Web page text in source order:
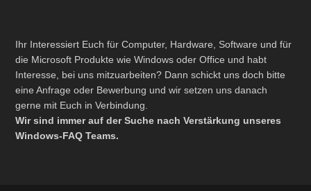
Ihr Interessiert Euch für Computer, Hardware, Software und für
die Microsoft Produkte wie Windows oder Office und habt
Interesse, bei uns mitzuarbeiten? Dann schickt uns doch bitte
eine Anfrage oder Bewerbung und wir setzen uns danach
gerne mit Euch in Verbindung.
Wir sind immer auf der Suche nach Verstärkung unseres
Windows-FAQ Teams.